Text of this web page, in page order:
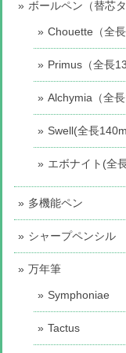
ボールペン（替芯タ
Chouette（全長
Primus（全長
Alchymia（全長
Swell(全長
エボナイト(全
多機能ペン
シャープペンシル
万年筆
Symphoniae
Tactus